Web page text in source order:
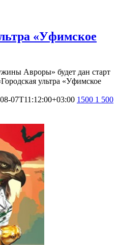
«Уфимское
Авроры» будет дан старт
ультра «Уфимское
07T11:12:00+03:00 1500 1 500